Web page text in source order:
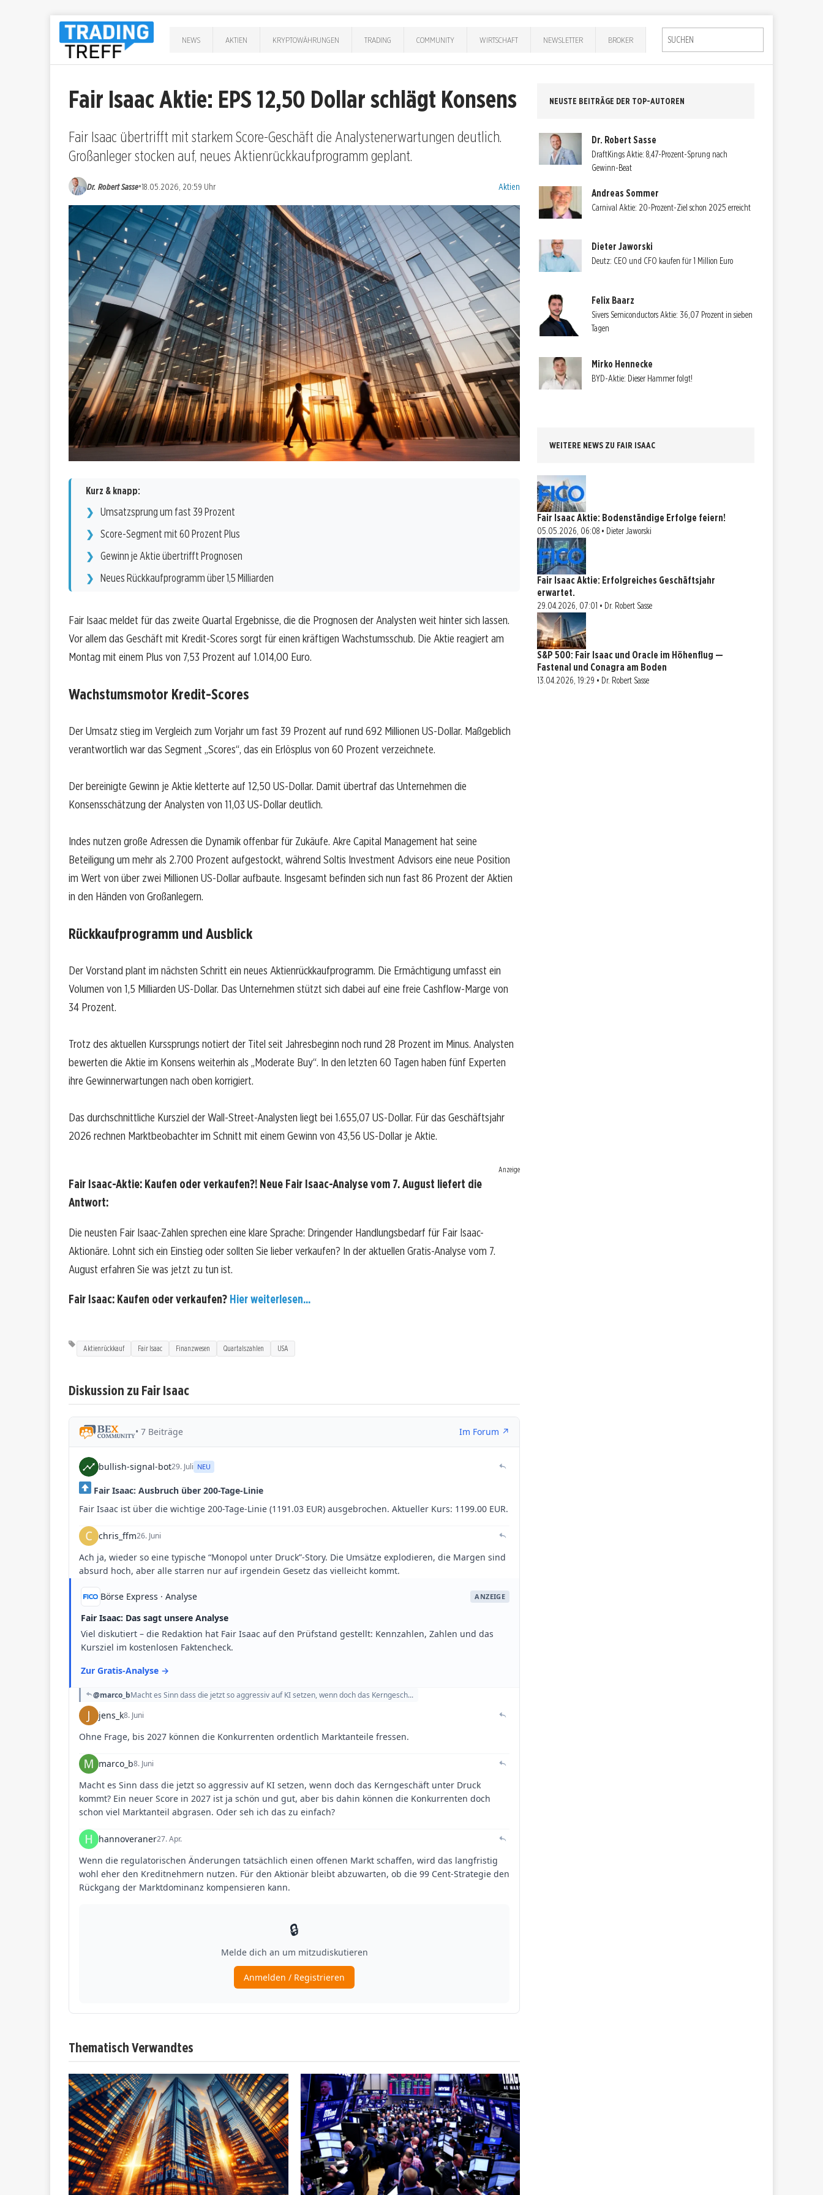
NEWS AKTIEN KRYPTOWÄHRUNGEN TRADING COMMUNITY WIRTSCHAFT NEWSLETTER BROKER
Fair Isaac Aktie: EPS 12,50 Dollar schlägt Konsens
Fair Isaac übertrifft mit starkem Score-Geschäft die Analystenerwartungen deutlich.
Großanleger stocken auf, neues Aktienrückkaufprogramm geplant.
Dr. Robert Sasse•18.05.2026, 20:59 Uhr Kategorien:
Aktien
Kurz & knapp:
Umsatzsprung um fast 39 Prozent
Score-Segment mit 60 Prozent Plus
Gewinn je Aktie übertrifft Prognosen
Neues Rückkaufprogramm über 1,5 Milliarden
Fair Isaac meldet für das zweite Quartal Ergebnisse, die die Prognosen der Analysten weit hinter sich lassen.
Vor allem das Geschäft mit Kredit-Scores sorgt für einen kräftigen Wachstumsschub. Die Aktie reagiert am
Montag mit einem Plus von 7,53 Prozent auf 1.014,00 Euro.
Wachstumsmotor Kredit-Scores
Der Umsatz stieg im Vergleich zum Vorjahr um fast 39 Prozent auf rund 692 Millionen US-Dollar. Maßgeblich
verantwortlich war das Segment „Scores“, das ein Erlösplus von 60 Prozent verzeichnete.
Der bereinigte Gewinn je Aktie kletterte auf 12,50 US-Dollar. Damit übertraf das Unternehmen die
Konsensschätzung der Analysten von 11,03 US-Dollar deutlich.
Indes nutzen große Adressen die Dynamik offenbar für Zukäufe. Akre Capital Management hat seine
Beteiligung um mehr als 2.700 Prozent aufgestockt, während Soltis Investment Advisors eine neue Position
im Wert von über zwei Millionen US-Dollar aufbaute. Insgesamt befinden sich nun fast 86 Prozent der Aktien
in den Händen von Großanlegern.
Rückkaufprogramm und Ausblick
Der Vorstand plant im nächsten Schritt ein neues Aktienrückkaufprogramm. Die Ermächtigung umfasst ein
Volumen von 1,5 Milliarden US-Dollar. Das Unternehmen stützt sich dabei auf eine freie Cashflow-Marge von
34 Prozent.
Trotz des aktuellen Kurssprungs notiert der Titel seit Jahresbeginn noch rund 28 Prozent im Minus. Analysten
bewerten die Aktie im Konsens weiterhin als „Moderate Buy“. In den letzten 60 Tagen haben fünf Experten
ihre Gewinnerwartungen nach oben korrigiert.
Das durchschnittliche Kursziel der Wall-Street-Analysten liegt bei 1.655,07 US-Dollar. Für das Geschäftsjahr
2026 rechnen Marktbeobachter im Schnitt mit einem Gewinn von 43,56 US-Dollar je Aktie.
Anzeige
Fair Isaac-Aktie: Kaufen oder verkaufen?! Neue Fair Isaac-Analyse vom 7. August liefert die
Antwort:
Die neusten Fair Isaac-Zahlen sprechen eine klare Sprache: Dringender Handlungsbedarf für Fair Isaac-
Aktionäre. Lohnt sich ein Einstieg oder sollten Sie lieber verkaufen? In der aktuellen Gratis-Analyse vom 7.
August erfahren Sie was jetzt zu tun ist.
Fair Isaac: Kaufen oder verkaufen? Hier weiterlesen...
Aktienrückkauf Fair Isaac Finanzwesen Quartalszahlen USA
Diskussion zu Fair Isaac
Thematisch Verwandtes
NEUSTE BEITRÄGE DER TOP-AUTOREN
Dr. Robert Sasse
DraftKings Aktie: 8,47-Prozent-Sprung nach
Gewinn-Beat
Andreas Sommer
Carnival Aktie: 20-Prozent-Ziel schon 2025 erreicht
Dieter Jaworski
Deutz: CEO und CFO kaufen für 1 Million Euro
Felix Baarz
Sivers Semiconductors Aktie: 36,07 Prozent in sieben
Tagen
Mirko Hennecke
BYD-Aktie: Dieser Hammer folgt!
WEITERE NEWS ZU FAIR ISAAC
Fair Isaac Aktie: Bodenständige Erfolge feiern!
05.05.2026, 06:08 • Dieter Jaworski
Fair Isaac Aktie: Erfolgreiches Geschäftsjahr
erwartet.
29.04.2026, 07:01 • Dr. Robert Sasse
S&P 500: Fair Isaac und Oracle im Höhenflug —
Fastenal und Conagra am Boden
13.04.2026, 19:29 • Dr. Robert Sasse